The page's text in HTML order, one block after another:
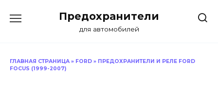
Предохранители
для автомобилей
ГЛАВНАЯ СТРАНИЦА » FORD » ПРЕДОХРАНИТЕЛИ И РЕЛЕ FORD
FOCUS (1999-2007)